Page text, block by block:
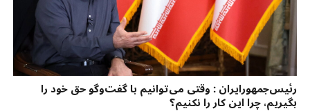
رئیس‌جمهورایران : وقتی می‌توانیم با گفت‌وگو حق خود را
بگیریم، چرا این کار را نکنیم؟